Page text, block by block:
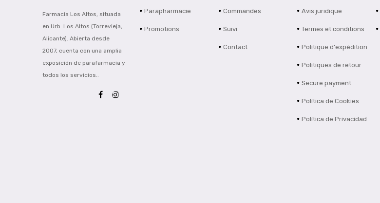
Farmacia Los Altos, situada
en Urb. Los Altos (Torrevieja,
Alicante). Abierta desde
2007, cuenta con una amplia
exposición de parafarmacia y
todos los servicios..
Parapharmacie
Promotions
Commandes
Suivi
Contact
Avis juridique
Termes et conditions
Politique d'expédition
Politiques de retour
Secure payment
Política de Cookies
Política de Privacidad